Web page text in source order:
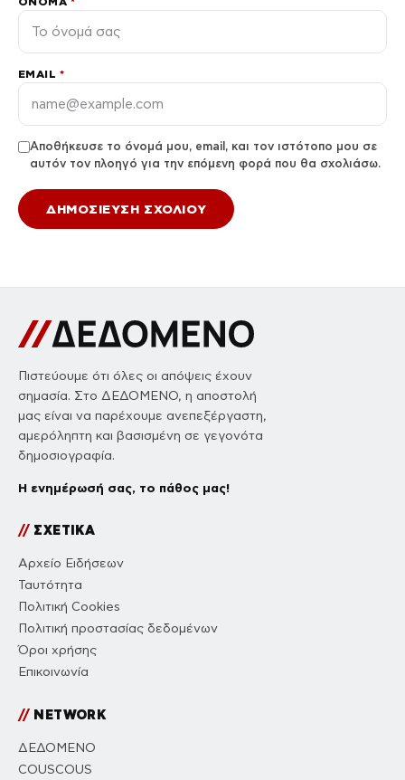
EMAIL *
Αποθήκευσε το όνομά μου, email, και τον ιστότοπο μου σε
αυτόν τον πλοηγό για την επόμενη φορά που θα σχολιάσω.
Πιστεύουμε ότι όλες οι απόψεις έχουν
σημασία. Στο ΔΕΔΟΜΕΝΟ, η αποστολή
μας είναι να παρέχουμε ανεπεξέργαστη,
αμερόληπτη και βασισμένη σε γεγονότα
δημοσιογραφία.
Η ενημέρωσή σας, το πάθος μας!
//ΣΧΕΤΙΚΑ
Αρχείο Ειδήσεων
Ταυτότητα
Πολιτική Cookies
Πολιτική προστασίας δεδομένων
Όροι χρήσης
Επικοινωνία
//NETWORK
ΔΕΔΟΜΕΝΟ
COUSCOUS